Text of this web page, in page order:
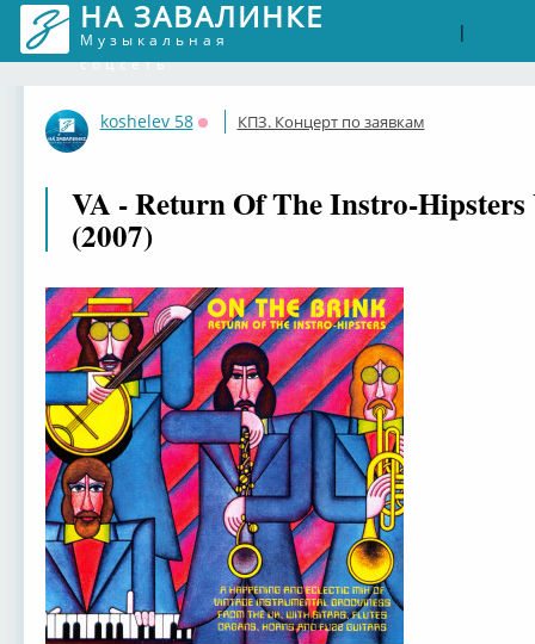
НА ЗАВАЛИНКЕ
Музыкальная
соцсеть
|
koshelev 58
Оффлайн
КПЗ. Концерт по заявкам
VA - Return Of The Instro-
(2007)